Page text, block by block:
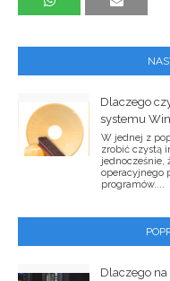
Dlaczego
systemu
W jednej z
zrobić czystą
jednocześnie,
operacyjnego
programów....
Dlaczego